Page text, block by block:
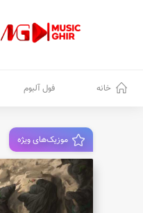
خانه فول آلبوم
موزیک‌های ویژه